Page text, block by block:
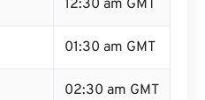
12:30 am GMT
01:30 am GMT
02:30 am GMT